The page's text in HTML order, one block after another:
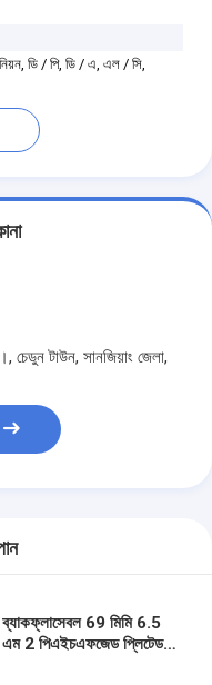
ডি / পি, ডি / এ, এল / সি,
চেডুন টাউন, সানজিয়াং জেলা,
ব্যাকফ্লাসেবল 69 মিমি 6.5
এম 2 পিএইচএফজেড প্লিটেড